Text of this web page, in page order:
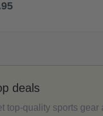
deals
top-quality sports gear